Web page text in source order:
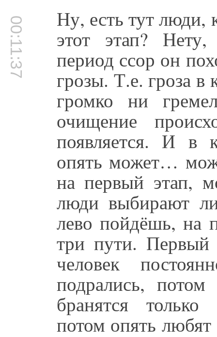
00:11:37 Ну, есть тут люди,
этот этап?
период ссор он
грозы. Т.е. гроза
громко ни
очищение
появляется. И в
опять может…
на первый этап,
люди выбирают
лево пойдёшь, на
три пути.
человек
подрались,
бранятся
потом опять любят